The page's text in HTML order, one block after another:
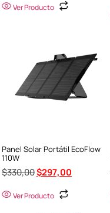
Ver Producto
Panel Solar Portátil EcoFlow
110W
$330,00$297,00
Ver Producto